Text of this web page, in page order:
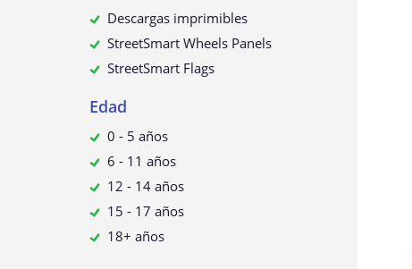
Descargas imprimibles
StreetSmart Wheels Panels
StreetSmart Flags
Edad
0 - 5 años
6 - 11 años
12 - 14 años
15 - 17 años
18+ años